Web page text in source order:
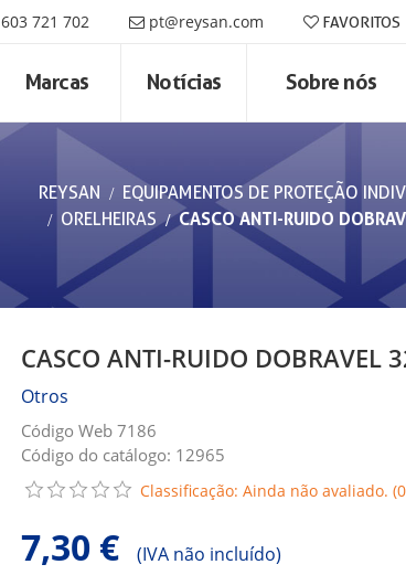
603 721 702 pt@reysan.com FAVORITOS
Marcas Notícias Sobre nós
REYSAN EQUIPAMENTOS DE PROTEÇÃO
ORELHEIRAS
CASCO ANTI-RUIDO
CASCO ANTI-RUIDO DOBRAVEL
Otros
Código Web 7186
Código do catálogo: 12965
Classificação: Ainda não avaliado.
7,30 € (IVA não incluído)